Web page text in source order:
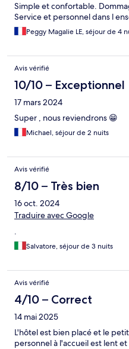
Simple et confortable.
Service et personnel dans l
Peggy Magalie LE, séjour de 4
Avis vérifié
10/10 – Exceptionnel
17 mars 2024
Super , nous reviendrons 😁
Michael, séjour de 2 nuits
Avis vérifié
8/10 – Très bien
16 oct. 2024
Traduire avec Google
.
Salvatore, séjour de 3 nuits
Avis vérifié
4/10 – Correct
14 mai 2025
L'hôtel est bien placé et le
personnel à l'accueil est lent